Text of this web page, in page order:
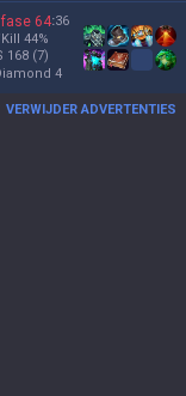
fase 64:36
44%
168 (7)
diamond 4
VERWIJDER ADVERTENTIES